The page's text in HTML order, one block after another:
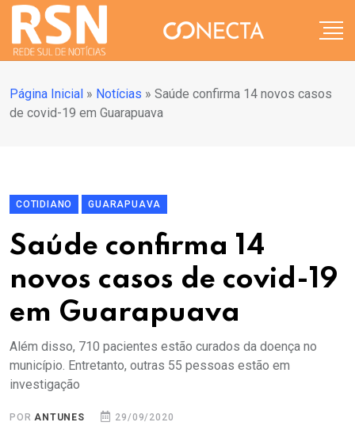
Página Inicial » Notícias » Saúde confirma 14 novos casos
de covid-19 em Guarapuava
COTIDIANO GUARAPUAVA
Saúde confirma 14
novos casos de covid-19
em Guarapuava
Além disso, 710 pacientes estão curados da doença no
município. Entretanto, outras 55 pessoas estão em
investigação
PORANTUNES 29/09/2020